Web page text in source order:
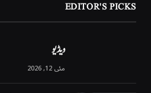
EDITOR'S PICKS
ویڈیو
مئی 12, 2026